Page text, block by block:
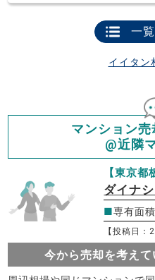
一
イイタン
マンション売
@近隣
【東京都
ダイナ
■専有面
【投稿日：
今から売却を考え